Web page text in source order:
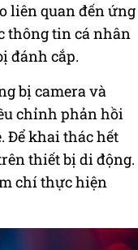
liên quan đến ứng
thông tin cá nhân
đánh cắp.
bị camera và
chỉnh phản hồi
Để khai thác hết
thiết bị di động.
chí thực hiện